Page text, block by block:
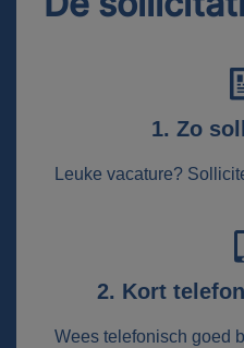
1. Zo
Leuke vacature?
2. Kort
Wees telefonisch goed